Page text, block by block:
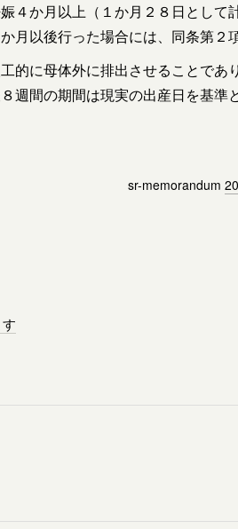
４か月以上（１か月２８日として
以後行った場合には、同条第２
的に母体外に排出させることであ
週間の期間は現実の出産日を基準
sr-memorandum